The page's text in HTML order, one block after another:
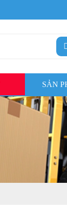
SẢN